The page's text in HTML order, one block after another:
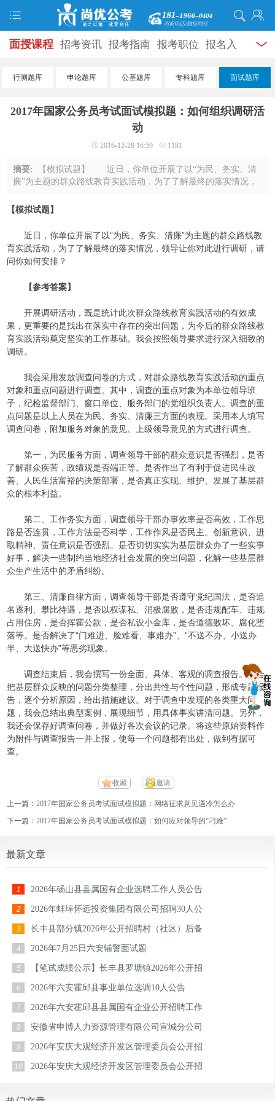
面授课程 招考资讯 报考指南 报考职位 报名入
口 打准考证 成绩查询 面试公告 录用公示 辅导
学员风采
行测题库 申论题库 公基题库 专科题库 面试题库
2017年国家公务员考试面试模拟题：如何组织调研活
动
2016-12-28 16:59 1181
摘要:
【模拟试题】 近日，你单位开展了以“为民、务实、清
廉”为主题的群众路线教育实践活动，为了了解最终的落实情况，
案】 开展调研活动，既是统计此次群众路 ...
【模拟试题】
近日，你单位开展了以“为民、务实、清廉”为主题的群众路线教
育实践活动，为了了解最终的落实情况，领导让你对此进行调研，请
问你如何安排？
【参考答案】
开展调研活动，既是统计此次群众路线教育实践活动的有效成
果，更重要的是找出在落实中存在的突出问题，为今后的群众路线教
育实践活动奠定坚实的工作基础。我会按照领导要求进行深入细致的
调研。
我会采用发放调查问卷的方式，对群众路线教育实践活动的重点
对象和重点问题进行调查。其中，调查的重点对象为本单位领导班
子，纪检监督部门、窗口单位、服务部门的党组织负责人。调查的重
点问题是以上人员在为民、务实、清廉三方面的表现。采用本人填写
调查问卷，附加服务对象的意见、上级领导意见的方式进行调查。
第一，为民服务方面，调查领导干部的群众意识是否强烈，是否
了解群众疾苦，政绩观是否端正等。是否作出了有利于促进民生改
善、人民生活富裕的决策部署，是否真正实现、维护、发展了基层群
众的根本利益。
第二、工作务实方面，调查领导干部办事效率是否高效，工作思
路是否连贯，工作方法是否科学，工作作风是否民主。创新意识、进
取精神、责任意识是否强烈。是否切切实实为基层群众办了一些实事
好事，解决一些制约当地经济社会发展的突出问题，化解一些基层群
众生产生活中的矛盾纠纷。
第三、清廉自律方面，调查领导干部是否遵守党纪国法，是否追
名逐利、攀比待遇，是否以权谋私、消极腐败，是否违规配车、违规
占用住房，是否挥霍公款，是否私设小金库，是否道德败坏、腐化堕
落等。是否解决了“门难进、脸难看、事难办”、“不送不办、小送办
半、大送快办”等恶劣现象。
调查结束后，我会撰写一份全面、具体、客观的调查报告。我会
把基层群众反映的问题分类整理，分出共性与个性问题，形成专题报
告，逐个分析原因，给出措施建议。对于调查中发现的各类重大问
题，我会总结出典型案例，展现细节，用具体事实讲清问题。另外，
我还会保存好调查问卷，并做好各次会议的记录。将这些原始资料作
为附件与调查报告一并上报，使每一个问题都有出处，做到有据可
查。
收藏 邀请
上一篇：2017年国家公务员考试面试模拟题：网络征求意见遇冷怎么办
下一篇：2017年国家公务员考试面试模拟题：如何应对领导的“刁难”
最新文章
1 2026年砀山县县属国有企业选聘工作人员公告
2 2026年蚌埠怀远投资集团有限公司招聘30人公
3 长丰县部分镇2026年公开招聘村（社区）后备
4 2026年7月25日六安辅警面试题
5 【笔试成绩公示】长丰县罗塘镇2026年公开招
6 2026年六安霍邱县事业单位选调10人公告
7 2026年六安霍邱县县属国有企业公开招聘工作
8 安徽省申博人力资源管理有限公司宣城分公司
9 2026年安庆大观经济开发区管理委员会公开招
10 2026年安庆大观经济开发区管理委员会公开招